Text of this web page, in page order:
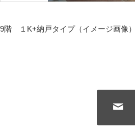
9階 １K+納戸タイプ（イメージ画像）